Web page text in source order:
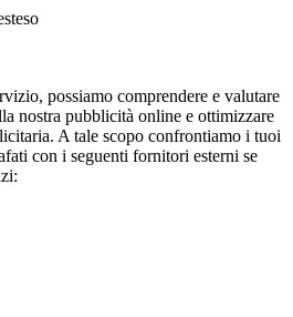
possiamo comprendere e valutare
nostra pubblicità online e ottimizzare
A tale scopo confrontiamo i tuoi
con i seguenti fornitori esterni se